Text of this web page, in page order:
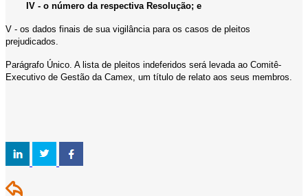
IV - o número da respectiva Resolução; e
V - os dados finais de sua vigilância para os casos de pleitos
prejudicados.
Parágrafo Único. A lista de pleitos indeferidos será levada ao Comitê-
Executivo de Gestão da Camex, um título de relato aos seus membros.